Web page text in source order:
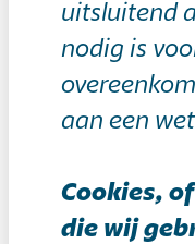
uitsluitend
nodig is
aan een
Cookies,
die wij